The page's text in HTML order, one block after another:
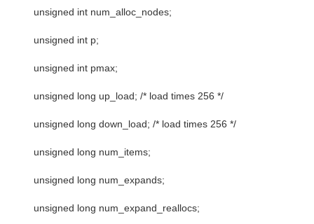
unsigned int num_alloc_nodes;
unsigned int p;
unsigned int pmax;
unsigned long up_load; /* load times 256 */
unsigned long down_load; /* load times 256 */
unsigned long num_items;
unsigned long num_expands;
unsigned long num_expand_reallocs;